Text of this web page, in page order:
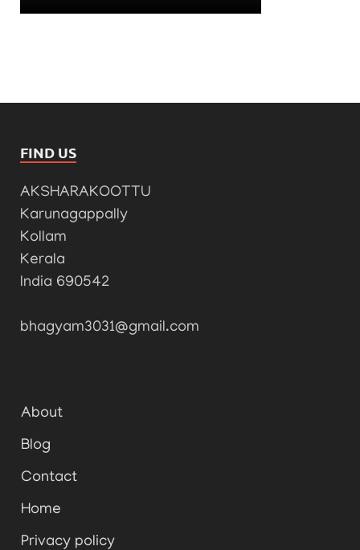
FIND US
AKSHARAKOOTTU
Karunagappally
Kollam
Kerala
India 690542
bhagyam3031@gmail.com
About
Blog
Contact
Home
Privacy policy